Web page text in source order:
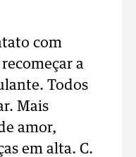
com
a
Todos
Mais
amor,
em alta. C.